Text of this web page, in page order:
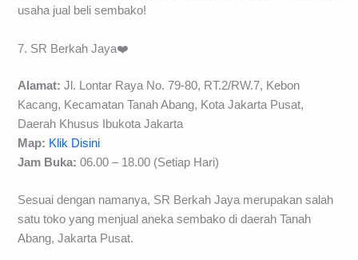
usaha jual beli sembako!
7. SR Berkah Jaya❤️
Alamat:Jl. Lontar Raya No. 79-80, RT.2/RW.7, Kebon
Kacang, Kecamatan Tanah Abang, Kota Jakarta Pusat,
Daerah Khusus Ibukota Jakarta
Map: Klik Disini
Jam Buka:06.00 – 18.00 (Setiap Hari)
Sesuai dengan namanya, SR Berkah Jaya merupakan salah
satu toko yang menjual aneka sembako di daerah Tanah
Abang, Jakarta Pusat.